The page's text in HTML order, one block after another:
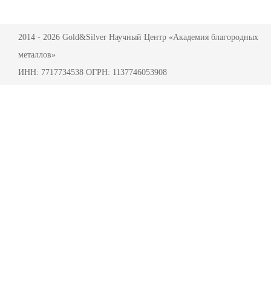
2014 - 2026 Gold&Silver Научный Центр «Академия благородных
металлов»
ИНН: 7717734538 ОГРН: 1137746053908